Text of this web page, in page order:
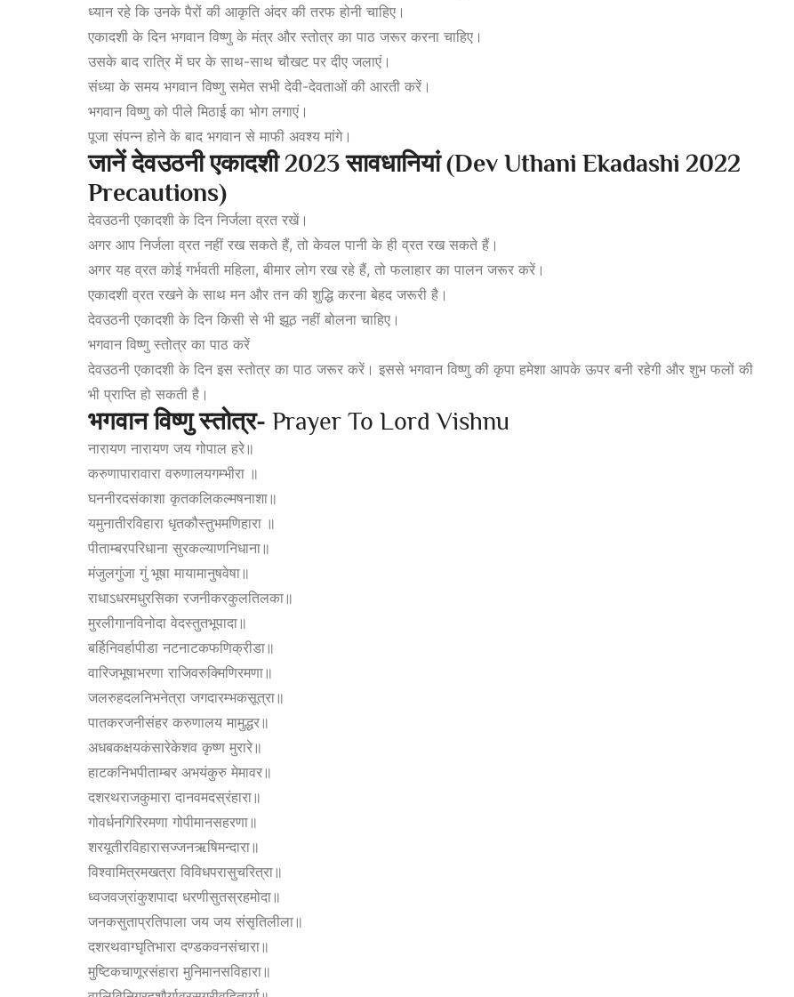
ध्यान रहे कि उनके पैरों की आकृति अंदर की तरफ होनी चाहिए।
एकादशी के दिन भगवान विष्णु के मंत्र और स्तोत्र का पाठ जरूर करना चाहिए।
उसके बाद रात्रि में घर के साथ-साथ चौखट पर दीए जलाएं।
संध्या के समय भगवान विष्णु समेत सभी देवी-देवताओं की आरती करें।
भगवान विष्णु को पीले मिठाई का भोग लगाएं।
पूजा संपन्न होने के बाद भगवान से माफी अवश्य मांगे।
जानेंदेवउठनीएकादशी 2023सावधानियां (Dev Uthani Ekadashi 2022
Precautions)
देवउठनी एकादशी के दिन निर्जला व्रत रखें।
अगर आप निर्जला व्रत नहीं रख सकते हैं, तो केवल पानी के ही व्रत रख सकते हैं।
अगर यह व्रत कोई गर्भवती महिला, बीमार लोग रख रहे हैं, तो फलाहार का पालन जरूर करें।
एकादशी व्रत रखने के साथ मन और तन की शुद्धि करना बेहद जरूरी है।
देवउठनी एकादशी के दिन किसी से भी झूठ नहीं बोलना चाहिए।
भगवान विष्णु स्तोत्र का पाठ करें
देवउठनी एकादशी के दिन इस स्तोत्र का पाठ जरूर करें। इससे भगवान विष्णु की कृपा हमेशा आपके ऊपर बनी रहेगी और शुभ फलों की
भी प्राप्ति हो सकती है।
भगवानविष्णुस्तोत्र- Prayer To Lord Vishnu
नारायण नारायण जय गोपाल हरे॥
करुणापारावारा वरुणालयगम्भीरा ॥
घननीरदसंकाशा कृतकलिकल्मषनाशा॥
यमुनातीरविहारा धृतकौस्तुभमणिहारा ॥
पीताम्बरपरिधाना सुरकल्याणनिधाना॥
मंजुलगुंजा गुं भूषा मायामानुषवेषा॥
राधाऽधरमधुरसिका रजनीकरकुलतिलका॥
मुरलीगानविनोदा वेदस्तुतभूपादा॥
बर्हिनिवर्हापीडा नटनाटकफणिक्रीडा॥
वारिजभूषाभरणा राजिवरुक्मिणिरमणा॥
जलरुहदलनिभनेत्रा जगदारम्भकसूत्रा॥
पातकरजनीसंहर करुणालय मामुद्धर॥
अधबकक्षयकंसारेकेशव कृष्ण मुरारे॥
हाटकनिभपीताम्बर अभयंकुरु मेमावर॥
दशरथराजकुमारा दानवमदस्रंहारा॥
गोवर्धनगिरिरमणा गोपीमानसहरणा॥
शरयूतीरविहारासज्जनऋषिमन्दारा॥
विश्वामित्रमखत्रा विविधपरासुचरित्रा॥
ध्वजवज्रांकुशपादा धरणीसुतस्रहमोदा॥
जनकसुताप्रतिपाला जय जय संसृतिलीला॥
दशरथवाग्घृतिभारा दण्डकवनसंचारा॥
मुष्टिकचाणूरसंहारा मुनिमानसविहारा॥